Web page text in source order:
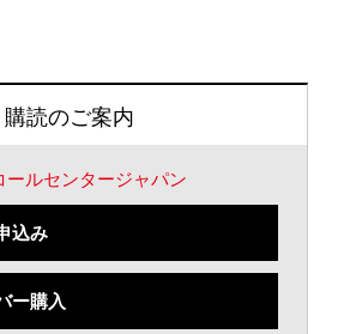
購読のご案内
ールセンタージャパン
込み
ー購入